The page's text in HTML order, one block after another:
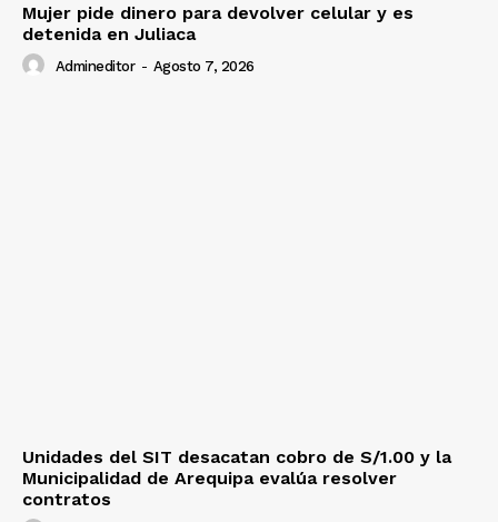
Mujer pide dinero para devolver celular y es
detenida en Juliaca
Admineditor - Agosto 7, 2026
Unidades del SIT desacatan cobro de S/1.00 y la
Municipalidad de Arequipa evalúa resolver
contratos